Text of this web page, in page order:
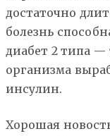
достаточно
болезнь
диабет 2 типа —
организма
инсулин.
Хорошая